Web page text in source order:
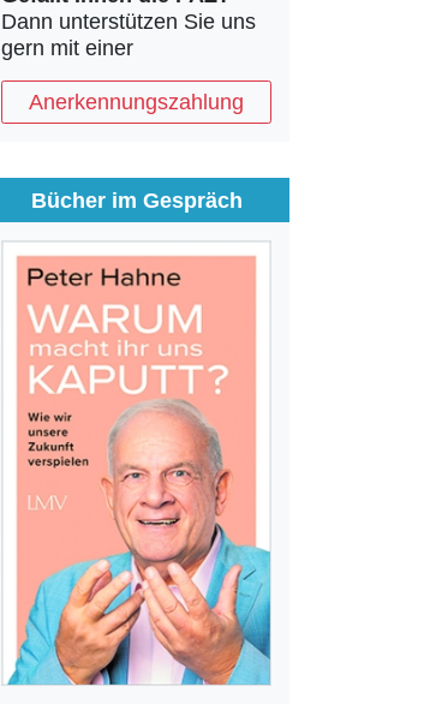
Dann unterstützen Sie uns
gern mit einer
Anerkennungszahlung
Bücher im Gespräch